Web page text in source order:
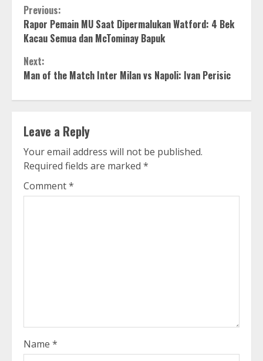
Continue
Reading
Previous:
Rapor Pemain MU Saat Dipermalukan Watford: 4 Bek
Kacau Semua dan McTominay Bapuk
Next:
Man of the Match Inter Milan vs Napoli: Ivan Perisic
Leave a Reply
Your email address will not be published.
Required fields are marked *
Comment*
Name *